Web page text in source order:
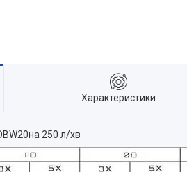
Характеристики
250 л/хв